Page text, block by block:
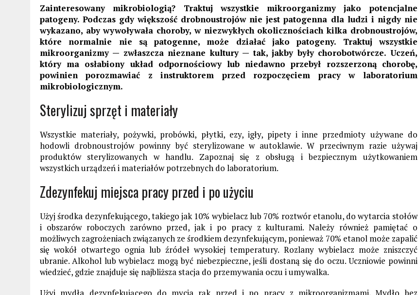
Zainteresowany mikrobiologią? Traktuj wszystkie mikroorganizmy jako potencjalne
patogeny. Podczas gdy większość drobnoustrojów nie jest patogenna dla ludzi i nigdy nie
wykazano, aby wywoływała choroby, w niezwykłych okolicznościach kilka drobnoustrojów,
które normalnie nie są patogenne, może działać jako patogeny. Traktuj wszystkie
mikroorganizmy — zwłaszcza nieznane kultury — tak, jakby były chorobotwórcze. Uczeń,
który ma osłabiony układ odpornościowy lub niedawno przebył rozszerzoną chorobę,
powinien porozmawiać z instruktorem przed rozpoczęciem pracy w laboratorium
mikrobiologicznym.
Sterylizuj sprzęt i materiały
Wszystkie materiały, pożywki, probówki, płytki, ezy, igły, pipety i inne przedmioty używane do
hodowli drobnoustrojów powinny być sterylizowane w autoklawie. W przeciwnym razie używaj
produktów sterylizowanych w handlu. Zapoznaj się z obsługą i bezpiecznym użytkowaniem
wszystkich urządzeń i materiałów potrzebnych do laboratorium.
Zdezynfekuj miejsca pracy przed i po użyciu
Użyj środka dezynfekującego, takiego jak 10% wybielacz lub 70% roztwór etanolu, do wytarcia stołów
i obszarów roboczych zarówno przed, jak i po pracy z kulturami. Należy również pamiętać o
możliwych zagrożeniach związanych ze środkiem dezynfekującym, ponieważ 70% etanol może zapalić
się wokół otwartego ognia lub źródeł wysokiej temperatury. Rozlany wybielacz może zniszczyć
ubranie. Alkohol lub wybielacz mogą być niebezpieczne, jeśli dostaną się do oczu. Uczniowie powinni
wiedzieć, gdzie znajduje się najbliższa stacja do przemywania oczu i umywalka.
Użyj mydła dezynfekującego do mycia rąk przed i po pracy z mikroorganizmami. Mydło bez